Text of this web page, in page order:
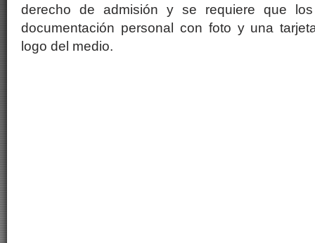
derecho de admisión y se requiere que los
documentación personal con foto y una
logo del medio.